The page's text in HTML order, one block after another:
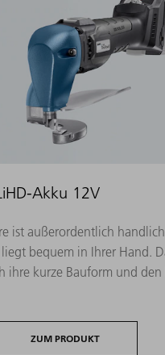
Akku 12V
ist außerordentlich
bequem in Ihrer Hand.
ihre kurze Bauform und
ZUM PRODUKT